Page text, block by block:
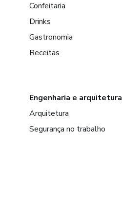
Confeitaria
Drinks
Gastronomia
Receitas
Engenharia e arquitetura
Arquitetura
Segurança no trabalho